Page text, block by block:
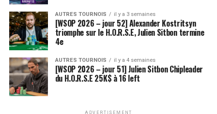
AUTRES TOURNOIS il y a 3 semaines
[WSOP 2026 – jour 52] Alexander Kostritsyn
triomphe sur le H.O.R.S.E, Julien Sitbon termine
4e
AUTRES TOURNOIS il y a 4 semaines
[WSOP 2026 – jour 51] Julien Sitbon Chipleader
du H.O.R.S.E 25K$ à 16 left
ADVERTISEMENT